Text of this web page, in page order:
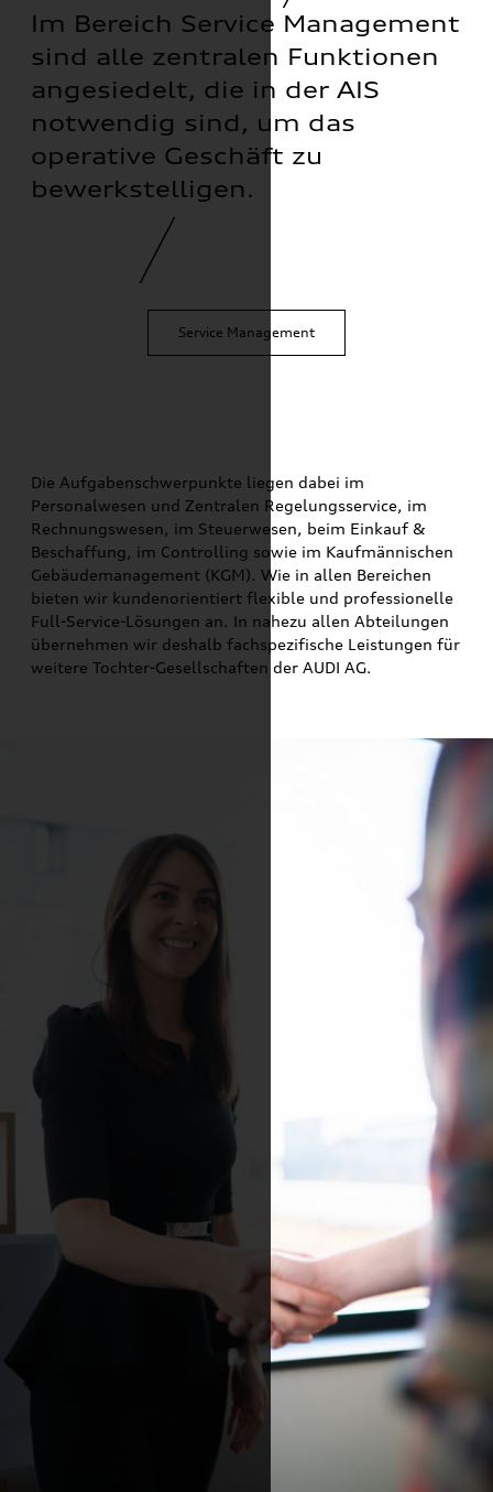
Im Bereich Service Management
sind alle zentralen Funktionen
angesiedelt, die in der AIS
notwendig sind, um das
operative Geschäft zu
bewerkstelligen.
Service Management
Die Aufgabenschwerpunkte liegen dabei im
Personalwesen und Zentralen Regelungsservice, im
Rechnungswesen, im Steuerwesen, beim Einkauf &
Beschaffung, im Controlling sowie im Kaufmännischen
Gebäudemanagement (KGM). Wie in allen Bereichen
bieten wir kundenorientiert flexible und professionelle
Full-Service-Lösungen an. In nahezu allen Abteilungen
übernehmen wir deshalb fachspezifische Leistungen für
weitere Tochter-Gesellschaften der AUDI AG.